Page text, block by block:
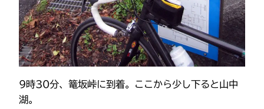
9時30分、篭坂峠に到着。ここから少し下ると山中
湖。